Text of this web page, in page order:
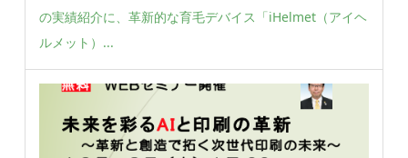
の実績紹介に、革新的な育毛デバイス「iHelmet（アイヘ
ルメット）...